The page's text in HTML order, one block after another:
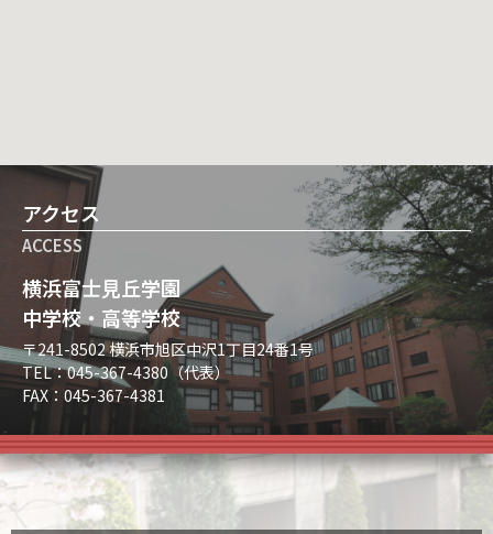
アクセス
ACCESS
横浜富士見丘学園
中学校・高等学校
〒241-8502 横浜市旭区中沢1丁目24番1号
TEL：045-367-4380（代表）
FAX：045-367-4381